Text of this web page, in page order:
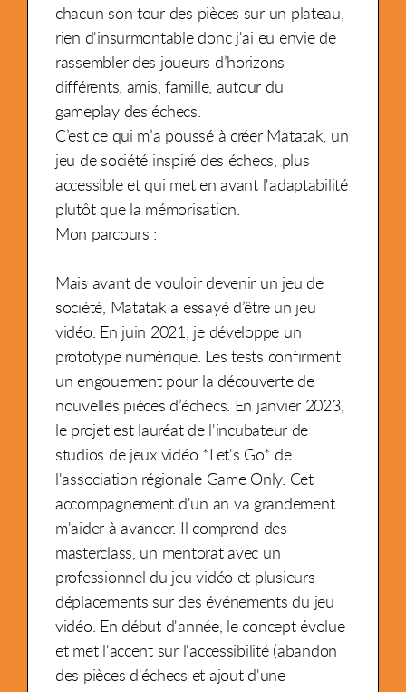
chacun son tour des pièces sur un plateau,
rien d'insurmontable donc j'ai eu envie de
rassembler des joueurs d’horizons
différents, amis, famille, autour du
gameplay des échecs.
C’est ce qui m’a poussé à créer Matatak, un
jeu de société inspiré des échecs, plus
accessible et qui met en avant l'adaptabilité
plutôt que la mémorisation.
Mon parcours :
Mais avant de vouloir devenir un jeu de
société, Matatak a essayé d’être un jeu
vidéo. En juin 2021, je développe un
prototype numérique. Les tests confirment
un engouement pour la découverte de
nouvelles pièces d’échecs. En janvier 2023,
le projet est lauréat de l'incubateur de
studios de jeux vidéo *Let's Go* de
l'association régionale Game Only. Cet
accompagnement d'un an va grandement
m'aider à avancer. Il comprend des
masterclass, un mentorat avec un
professionnel du jeu vidéo et plusieurs
déplacements sur des événements du jeu
vidéo. En début d'année, le concept évolue
et met l'accent sur l'accessibilité (abandon
des pièces d'échecs et ajout d'une